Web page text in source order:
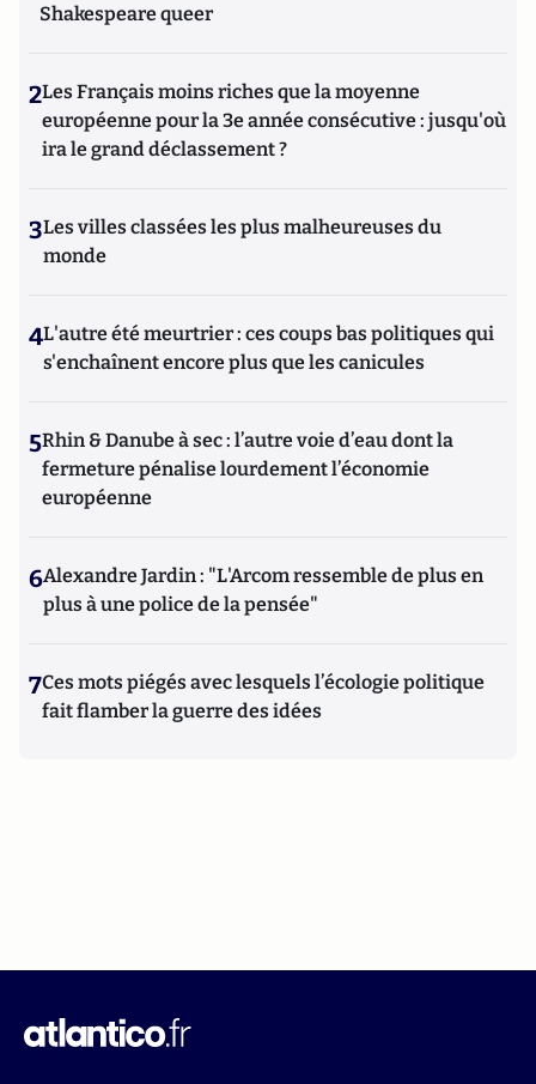
Shakespeare queer
2Les Français moins riches que la moyenne
européenne pour la 3e année consécutive : jusqu'où
ira le grand déclassement ?
3Les villes classées les plus malheureuses du
monde
4L'autre été meurtrier : ces coups bas politiques qui
s'enchaînent encore plus que les canicules
5Rhin & Danube à sec : l’autre voie d’eau dont la
fermeture pénalise lourdement l’économie
européenne
6Alexandre Jardin : "L'Arcom ressemble de plus en
plus à une police de la pensée"
7Ces mots piégés avec lesquels l’écologie politique
fait flamber la guerre des idées